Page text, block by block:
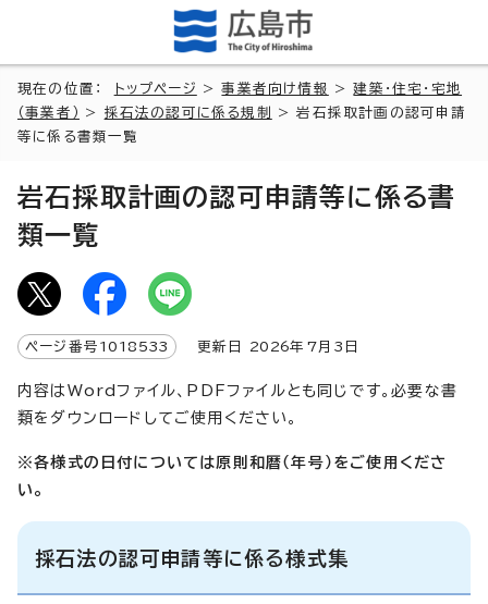
現在の位置： トップページ >事業者向け情報 >建築・住宅・宅地
（事業者）
> 採石法の認可に係る規制
> 岩石採取計画の認可申請
等に係る書類一覧
岩石採取計画の認可申請等に係る書
類一覧
ページ番号 1018533 更新日 2026年7月3日
内容はWordファイル、PDFファイルとも同じです。必要な書
類をダウンロードしてご使用ください。
※各様式の日付については原則 和暦（年号） をご使用くださ
い。
採石法の認可申請等に係る様式集